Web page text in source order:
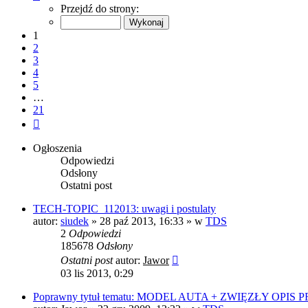
Przejdź do strony:
1
2
3
4
5
…
21
Ogłoszenia
Odpowiedzi
Odsłony
Ostatni post
TECH-TOPIC_112013: uwagi i postulaty
autor: siudek » 28 paź 2013, 16:33 » w TDS
2 Odpowiedzi
185678 Odsłony
Ostatni postautor: Jawor
03 lis 2013, 0:29
Poprawny tytuł tematu: MODEL AUTA + ZWIĘZŁY OPIS